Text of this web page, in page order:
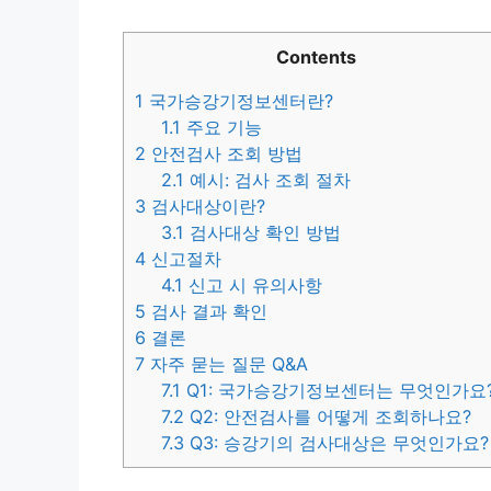
Contents
1 국가승강기정보센터란?
1.1 주요 기능
2 안전검사 조회 방법
2.1 예시: 검사 조회 절차
3 검사대상이란?
3.1 검사대상 확인 방법
4 신고절차
4.1 신고 시 유의사항
5 검사 결과 확인
6 결론
7 자주 묻는 질문 Q&A
7.1 Q1: 국가승강기정보센터는 무엇인가요
7.2 Q2: 안전검사를 어떻게 조회하나요?
7.3 Q3: 승강기의 검사대상은 무엇인가요?